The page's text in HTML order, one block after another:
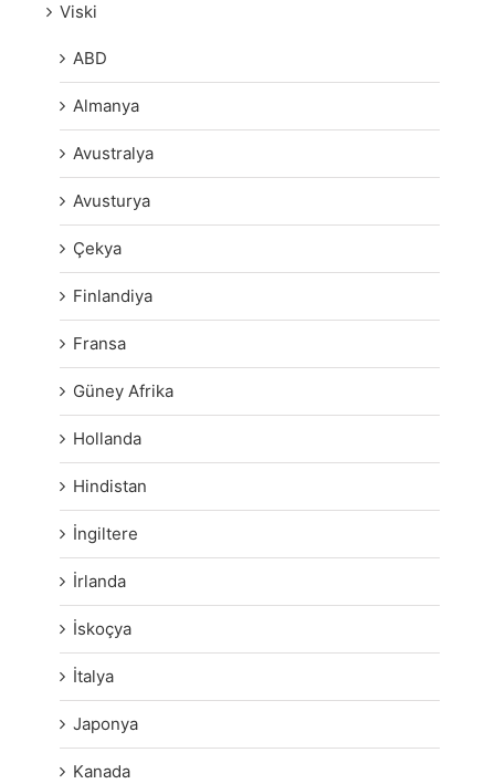
Viski
ABD
Almanya
Avustralya
Avusturya
Çekya
Finlandiya
Fransa
Güney Afrika
Hollanda
Hindistan
İngiltere
İrlanda
İskoçya
İtalya
Japonya
Kanada